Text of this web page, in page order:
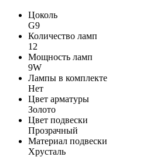
Цоколь
G9
Количество ламп
12
Мощность ламп
9W
Лампы в комплекте
Нет
Цвет арматуры
Золото
Цвет подвески
Прозрачный
Материал подвески
Хрусталь